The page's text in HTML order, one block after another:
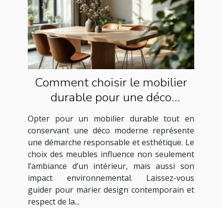
Comment choisir le mobilier
durable pour une déco
moderne ?
Opter pour un mobilier durable tout en
conservant une déco moderne représente
une démarche responsable et esthétique. Le
choix des meubles influence non seulement
l’ambiance d’un intérieur, mais aussi son
impact environnemental. Laissez-vous
guider pour marier design contemporain et
respect de la...